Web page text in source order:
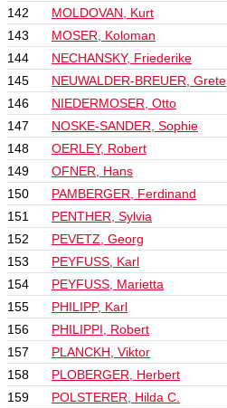
142
MOLDOVAN, Kurt
143
MOSER, Koloman
144
NECHANSKY, Friederike
145
NEUWALDER-BREUER, Grete
146
NIEDERMOSER, Otto
147
NOSKE-SANDER, Sophie
148
OERLEY, Robert
149
OFNER, Hans
150
PAMBERGER, Ferdinand
151
PENTHER, Sylvia
152
PEVETZ, Georg
153
PEYFUSS, Karl
154
PEYFUSS, Marietta
155
PHILIPP, Karl
156
PHILIPPI, Robert
157
PLANCKH, Viktor
158
PLOBERGER, Herbert
159
POLSTERER, Hilda C.